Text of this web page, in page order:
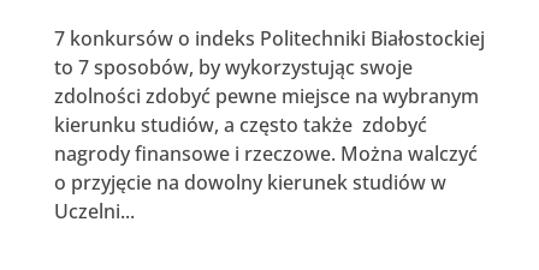
7 konkursów o indeks Politechniki Białostockiej
to 7 sposobów, by wykorzystując swoje
zdolności zdobyć pewne miejsce na wybranym
kierunku studiów, a często także zdobyć
nagrody finansowe i rzeczowe. Można walczyć
o przyjęcie na dowolny kierunek studiów w
Uczelni...